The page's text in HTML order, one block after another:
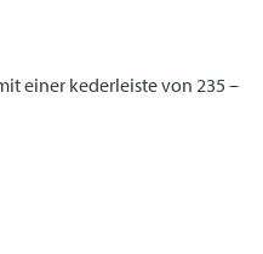
einer kederleiste von 235 –